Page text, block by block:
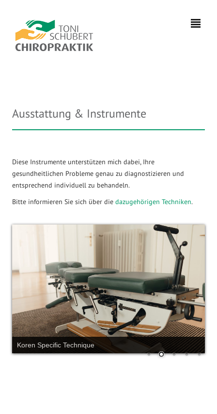
Ausstattung & Instrumente
Diese Instrumente unterstützen mich dabei, Ihre
gesundheitlichen Probleme genau zu diagnostizieren und
entsprechend individuell zu behandeln.
Bitte informieren Sie sich über die dazugehörigen Techniken.
Koren Specific Technique